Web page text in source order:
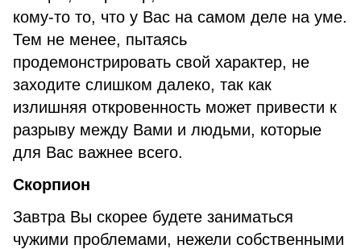
кому-то то, что у Вас на самом деле на уме.
Тем не менее, пытаясь
продемонстрировать свой характер, не
заходите слишком далеко, так как
излишняя откровенность может привести к
разрыву между Вами и людьми, которые
для Вас важнее всего.
Скорпион
Завтра Вы скорее будете заниматься
чужими проблемами, нежели собственными